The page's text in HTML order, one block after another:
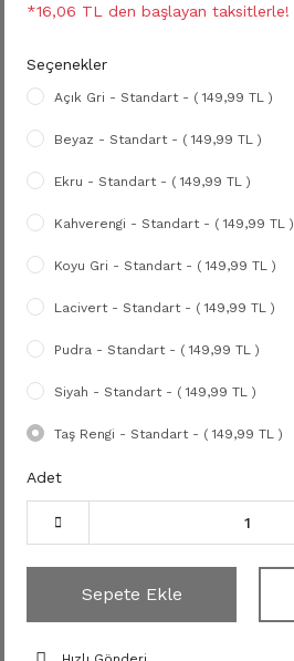
*16,06 TL den başlayan taksitlerle!
Seçenekler
Açık Gri - Standart - ( 149,99 TL )
Beyaz - Standart - ( 149,99 TL )
Ekru - Standart - ( 149,99 TL )
Kahverengi - Standart - ( 149,99 TL )
Koyu Gri - Standart - ( 149,99 TL )
Lacivert - Standart - ( 149,99 TL )
Pudra - Standart - ( 149,99 TL )
Siyah - Standart - ( 149,99 TL )
Taş Rengi - Standart - ( 149,99 TL )
Adet
Sepete Ekle